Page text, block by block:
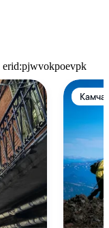
erid:pjwvokpoevpk